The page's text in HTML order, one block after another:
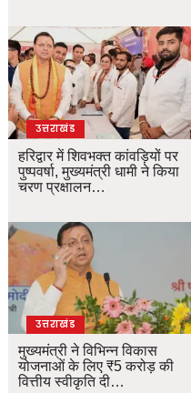
उत्तराखंड
हरिद्वार में शिवभक्त कांवड़ियों पर
पुष्पवर्षा, मुख्यमंत्री धामी ने किया
चरण प्रक्षालन…
उत्तराखंड
मुख्यमंत्री ने विभिन्न विकास
योजनाओं के लिए ₹5 करोड़ की
वित्तीय स्वीकृति दी…